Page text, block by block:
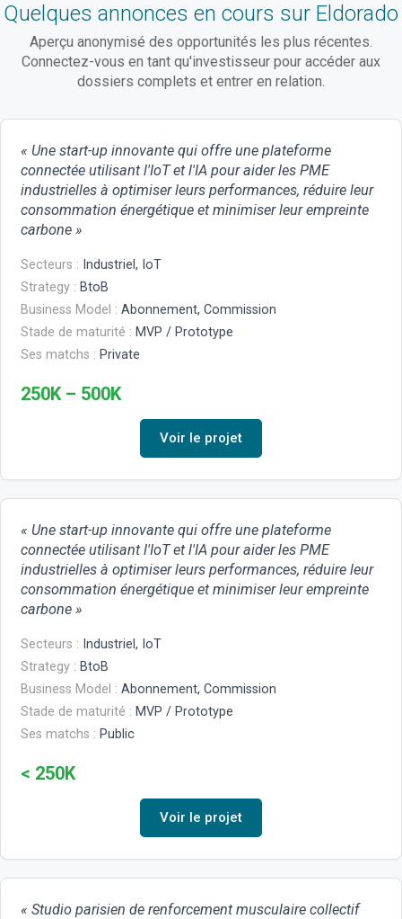
Quelques annonces en cours sur Eldorado
Aperçu anonymisé des opportunités les plus récentes.
Connectez-vous en tant qu'investisseur pour accéder aux
dossiers complets et entrer en relation.
« Une start-up innovante qui offre une plateforme
connectée utilisant l'IoT et l'IA pour aider les PME
industrielles à optimiser leurs performances, réduire leur
consommation énergétique et minimiser leur empreinte
carbone »
Secteurs : Industriel, IoT
Strategy : BtoB
Business Model : Abonnement, Commission
Stade de maturité : MVP / Prototype
Ses matchs : Private
250K – 500K
Voir le projet
« Une start-up innovante qui offre une plateforme
connectée utilisant l'IoT et l'IA pour aider les PME
industrielles à optimiser leurs performances, réduire leur
consommation énergétique et minimiser leur empreinte
carbone »
Secteurs : Industriel, IoT
Strategy : BtoB
Business Model : Abonnement, Commission
Stade de maturité : MVP / Prototype
Ses matchs : Public
< 250K
Voir le projet
« Studio parisien de renforcement musculaire collectif